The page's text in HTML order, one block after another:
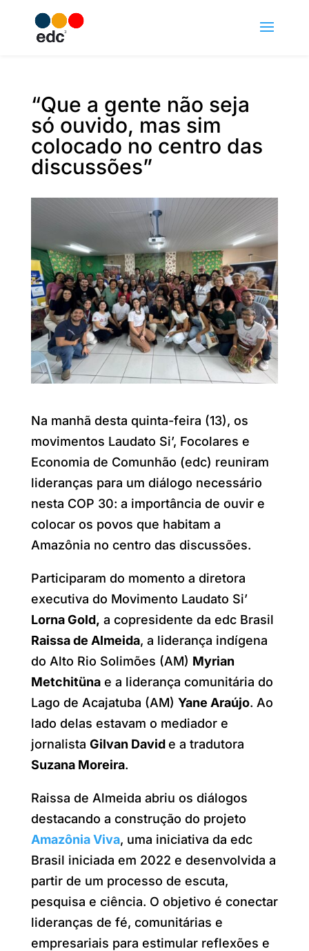
“Que a gente não seja
só ouvido, mas sim
colocado no centro das
discussões”
Na manhã desta quinta-feira (13), os
movimentos Laudato Si’, Focolares e
Economia de Comunhão (edc) reuniram
lideranças para um diálogo necessário
nesta COP 30: a importância de ouvir e
colocar os povos que habitam a
Amazônia no centro das discussões.
Participaram do momento a diretora
executiva do Movimento Laudato Si’
Lorna Gold, a copresidente da edc Brasil
Raissa de Almeida, a liderança indígena
do Alto Rio Solimões (AM) Myrian
Metchitünae a liderança comunitária do
Lago de Acajatuba (AM) Yane Araújo. Ao
lado delas estavam o mediador e
jornalista Gilvan Davide a tradutora
Suzana Moreira.
Raissa de Almeida abriu os diálogos
destacando a construção do projeto
Amazônia Viva, uma iniciativa da edc
Brasil iniciada em 2022 e desenvolvida a
partir de um processo de escuta,
pesquisa e ciência. O objetivo é conectar
lideranças de fé, comunitárias e
empresariais para estimular reflexões e